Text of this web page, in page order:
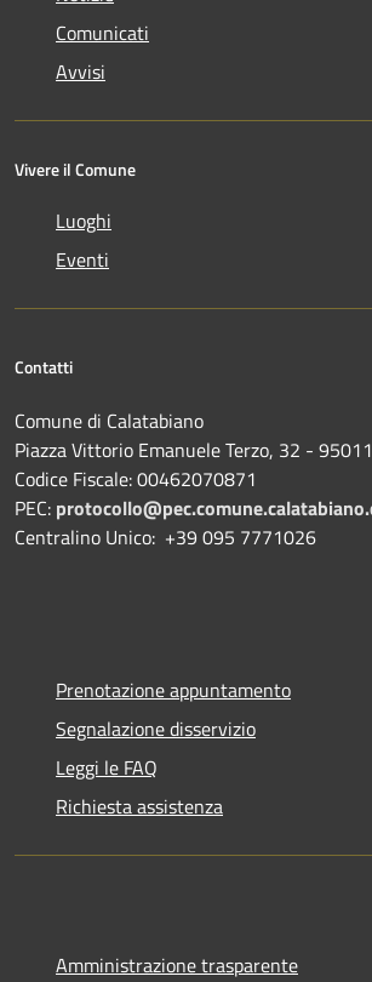
Comunicati
Avvisi
Vivere il Comune
Luoghi
Eventi
Contatti
Comune di Calatabiano
Piazza Vittorio Emanuele Terzo, 32 -
Codice Fiscale: 00462070871
PEC:
Centralino Unico: +39 095 7771026
Prenotazione appuntamento
Segnalazione disservizio
Leggi le FAQ
Richiesta assistenza
Amministrazione trasparente